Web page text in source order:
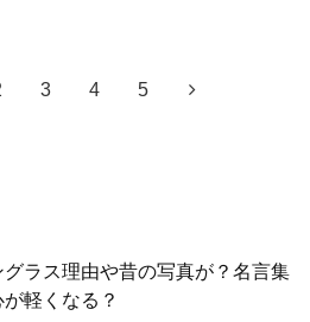
3 4 5
ラス理由や昔の写真が？名言集
軽くなる？